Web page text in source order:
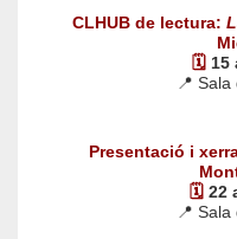
CLHUB de lectura:
🗓️ 15
📍
Presentació i
🗓️ 22
📍